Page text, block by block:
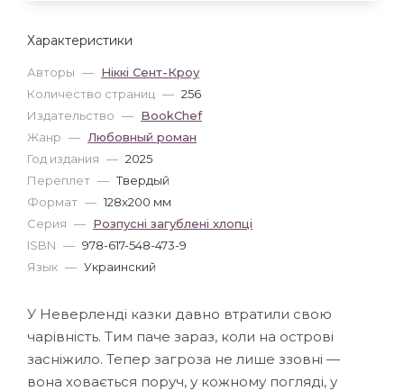
Характеристики
Авторы — Ніккі Сент-Кроу
Количество страниц — 256
Издательство — BookChef
Жанр — Любовный роман
Год издания — 2025
Переплет — Твердый
Формат — 128x200 мм
Серия — Розпусні загублені хлопці
ISBN — 978-617-548-473-9
Язык — Украинский
У Неверленді казки давно втратили свою
чарівність. Тим паче зараз, коли на острові
засніжило. Тепер загроза не лише ззовні —
вона ховається поруч, у кожному погляді, у